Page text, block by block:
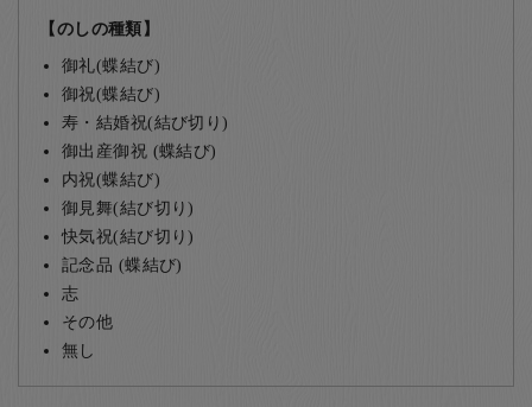
【のしの種類】
御礼(蝶結び)
御祝(蝶結び)
寿・結婚祝(結び切り)
御出産御祝 (蝶結び)
内祝(蝶結び)
御見舞(結び切り)
快気祝(結び切り)
記念品 (蝶結び)
志
その他
無し